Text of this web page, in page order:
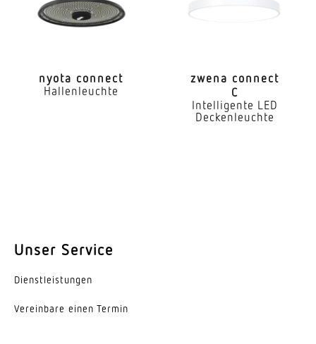
SDCM3
Art der Verdrahtung
geeignet für Durchgangsverdrahtung
70000 h
IP20
nyota connect
Hallenleuchte
zwena connect
C
Intelligente LED
Deckenleuchte
Unser Service
Dienst­leis­tungen
Vereinbare einen Termin